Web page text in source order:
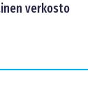
verkosto